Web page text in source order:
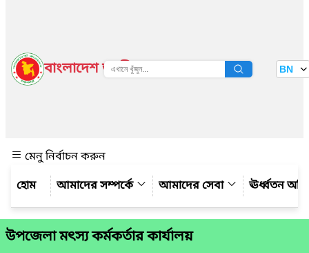
বাংলাদেশ জাতীয় তথ্য বাতায়ন BN
মেনু নির্বাচন করুন
আমাদের সম্পর্কে
আমাদের সেবা ঊর্ধ্বতন
উপজেলা মৎস্য কর্মকর্তার কার্যালয়